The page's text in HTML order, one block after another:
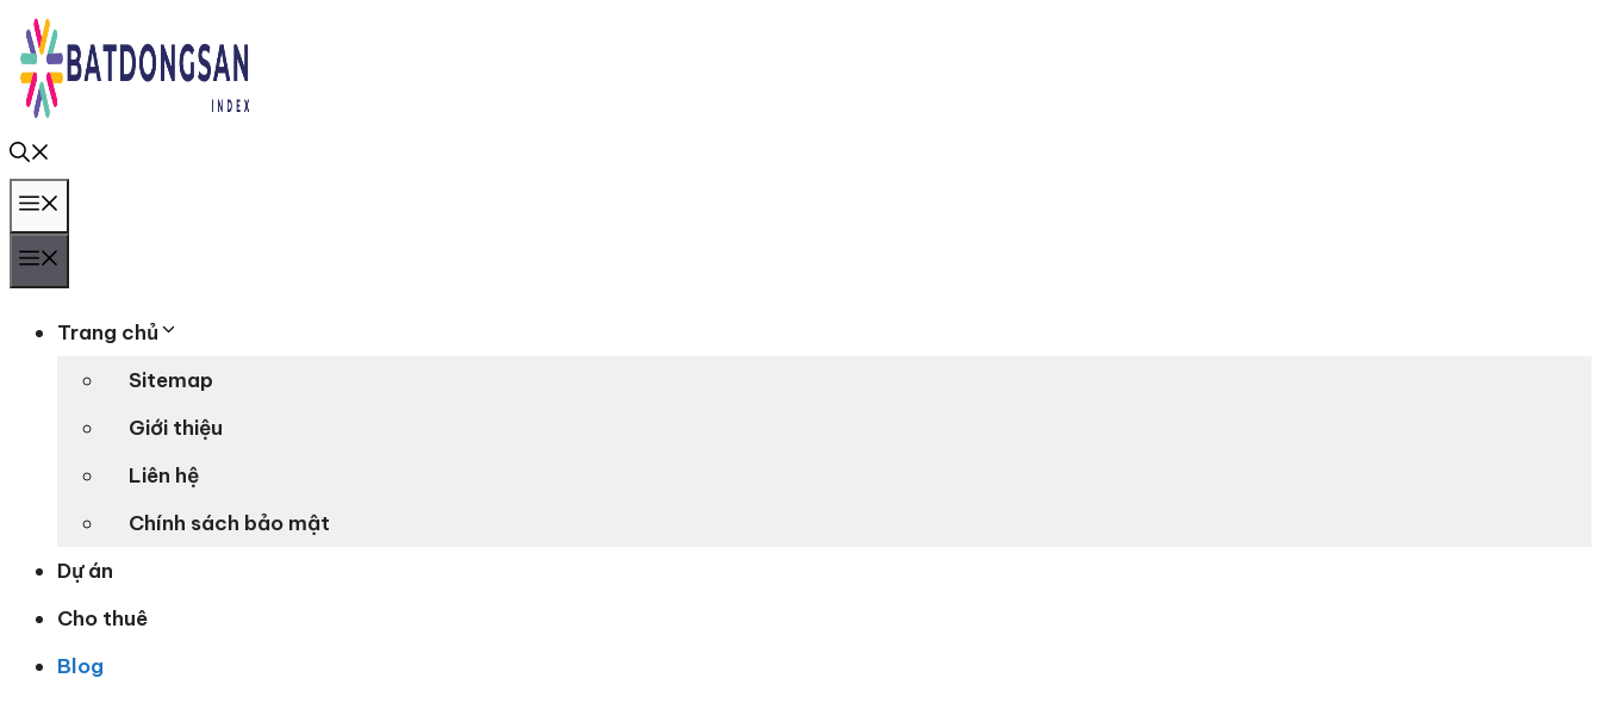
Chuyển
đến
nội
dung
Trang chủ
Sitemap
Giới thiệu
Liên hệ
Chính sách bảo mật
Dự án
Cho thuê
Blog